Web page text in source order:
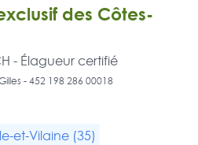
des Côtes-
- Élagueur certifié
- 452 198 286 00018
et-Vilaine (35)